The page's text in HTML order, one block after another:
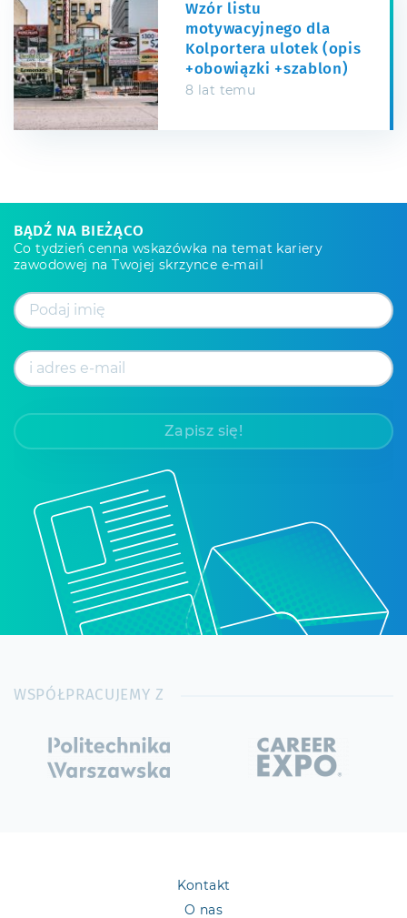
Wzór listu
motywacyjnego dla
Kolportera ulotek (opis
+obowiązki +szablon)
8 lat temu
BĄDŹ NA BIEŻĄCO
Co tydzień cenna wskazówka na temat kariery
zawodowej na Twojej skrzynce e-mail
Zapisz się!
WSPÓŁPRACUJEMY Z
Kontakt
O nas